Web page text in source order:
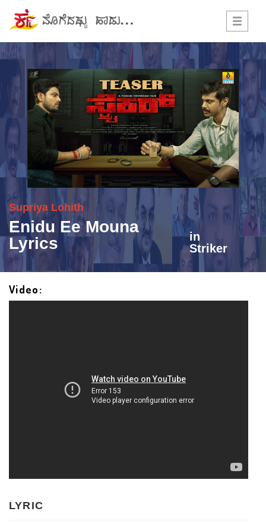
Toggle
Supriya Lohith
Enidu Ee Mouna
Lyrics
in
Striker
Video:
LYRIC